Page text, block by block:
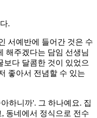
.
서예반에 들어간 것은 수
해주겠다는 담임 선생님
보다 달콤한 것이 있었으
좋아서 전념할 수 있는
하니까'. 그 하나예요. 집
동네에서 정식으로 전수